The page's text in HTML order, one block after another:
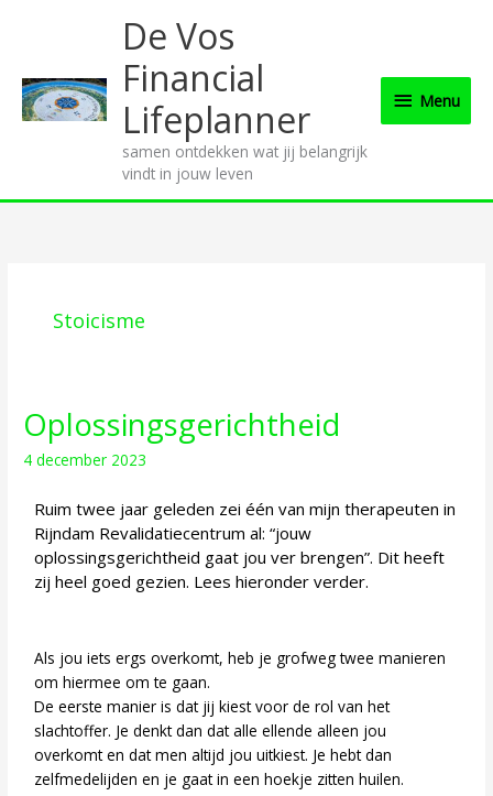
inhoud
De Vos
Financial
Lifeplanner
samen ontdekken wat jij belangrijk
vindt in jouw leven
Menu
Stoicisme
Oplossingsgerichtheid
4 december 2023
Ruim twee jaar geleden zei één van mijn therapeuten in
Rijndam Revalidatiecentrum al: “jouw
oplossingsgerichtheid gaat jou ver brengen”. Dit heeft
zij heel goed gezien. Lees hieronder verder.
Als jou iets ergs overkomt, heb je grofweg twee manieren
om hiermee om te gaan.
De eerste manier is dat jij kiest voor de rol van het
slachtoffer. Je denkt dan dat alle ellende alleen jou
overkomt en dat men altijd jou uitkiest. Je hebt dan
zelfmedelijden en je gaat in een hoekje zitten huilen.
Oplossingsgerichtheid